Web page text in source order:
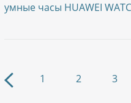
умные часы HUAWEI
1 2 3